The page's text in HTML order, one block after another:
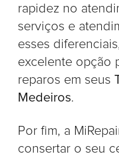
rapidez no
serviços e
esses
excelente opção
reparos em seus
Medeiros.
Por fim, a
consertar o seu